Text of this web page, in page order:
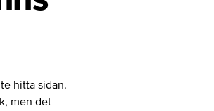
hitta sidan.
men det